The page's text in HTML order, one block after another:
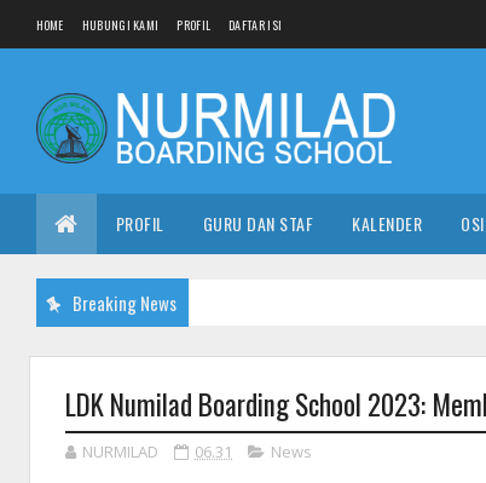
HOME HUBUNGI KAMI PROFIL DAFTAR ISI
PROFIL GURU DAN STAF KALENDER
Breaking News
LDK Numilad Boarding School 2023:
NURMILAD 06.31 News